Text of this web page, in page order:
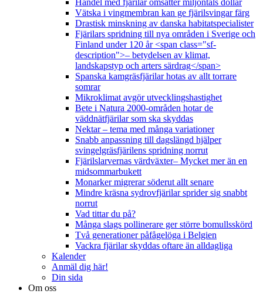
Vätska i vingmembran kan ge fjärilsvingar färg
Drastisk minskning av danska habitatspecialister
Fjärilars spridning till nya områden i Sverige och
Finland under 120 år <span class="sf-
description">– betydelsen av klimat,
landskapstyp och arters särdrag</span>
Spanska kamgräsfjärilar hotas av allt torrare
somrar
Mikroklimat avgör utvecklingshastighet
Bete i Natura 2000-områden hotar de
väddnätfjärilar som ska skyddas
Nektar – tema med många variationer
Snabb anpassning till dagslängd hjälper
svingelgräsfjärilens spridning norrut
Fjärilslarvernas värdväxter– Mycket mer än en
midsommarbukett
Monarker migrerar söderut allt senare
Mindre kräsna sydrovfjärilar sprider sig snabbt
norrut
Vad tittar du på?
Många slags pollinerare ger större bomullsskörd
Två generationer påfågelöga i Belgien
Vackra fjärilar skyddas oftare än alldagliga
Kalender
Anmäl dig här!
Din sida
Om oss